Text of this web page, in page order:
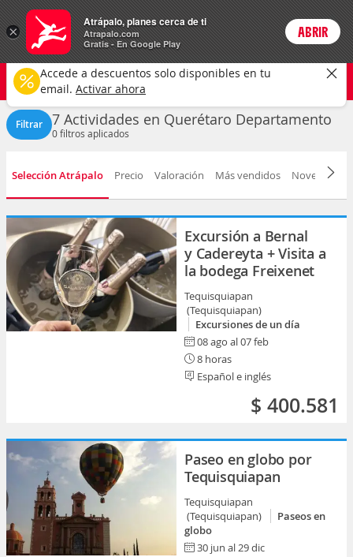
Actividades Login
Querétaro
Cualquier tipo Cualquier fecha
CAMBIAR
Filtrar 7 Actividades en Querétaro Departamento
0filtros aplicados
Selección Atrápalo Precio Valoración Más vendidos Novedad
Excursión a Bernal
y Cadereyta + Visita a
la bodega Freixenet
Tequisquiapan
(Tequisquiapan)
Excursiones de un día
08 ago al 07 feb
8 horas
Español e inglés
$ 400.581
Paseo en globo por
Tequisquiapan
Tequisquiapan
(Tequisquiapan)
Paseos en
globo
30 jun al 29 dic
×
Atrápalo, planes cerca de ti
Atrapalo.com
Gratis - En Google Play
ABRIR
Accede a descuentos solo disponibles en tu
email. Activar ahora